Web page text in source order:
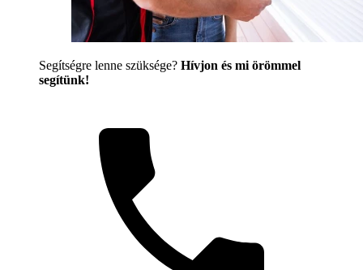
Segítségre lenne szüksége? Hívjon és mi örömmel
segítünk!